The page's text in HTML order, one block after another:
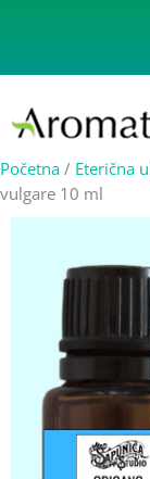
Početna / Eterična
vulgare 10 ml